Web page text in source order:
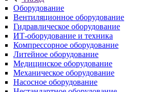
Оборудование
Вентиляционное оборудование
Гидравлическое оборудование
ИТ-оборудование и техника
Компрессорное оборудование
Литейное оборудование
Медицинское оборудование
Механическое оборудование
Насосное оборудование